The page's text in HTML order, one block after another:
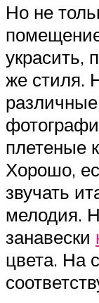
Но не
украсить,
же стиля.
плетеные
Хорошо,
звучать
мелодия.
занавески
цвета. На